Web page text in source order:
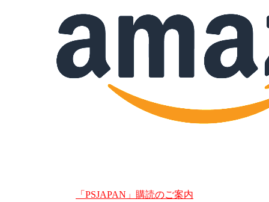
「PSJAPAN」購読のご案内